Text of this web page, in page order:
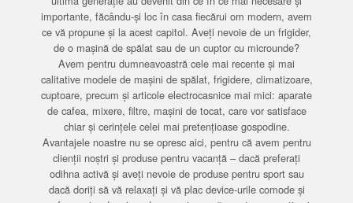
importante, făcându-și loc în casa fiecărui om modern, avem
ce vă propune și la acest capitol. Aveți nevoie de un frigider,
de o mașină de spălat sau de un cuptor cu microunde?
Avem pentru dumneavoastră cele mai recente și mai
calitative modele de mașini de spălat, frigidere, climatizoare,
cuptoare, precum și articole electrocasnice mai mici: aparate
de cafea, mixere, filtre, mașini de tocat, care vor satisface
chiar și cerințele celei mai pretențioase gospodine.
Avantajele noastre nu se opresc aici, pentru că avem pentru
clienții noștri și produse pentru vacanță – dacă preferați
odihna activă și aveți nevoie de produse pentru sport sau
dacă doriți să vă relaxați și vă plac device-urile comode și